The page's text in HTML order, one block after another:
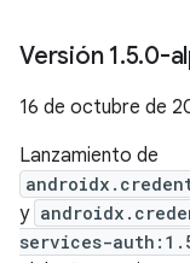
Versión 1.5.0-
16 de octubre de
Lanzamiento de
y
services-